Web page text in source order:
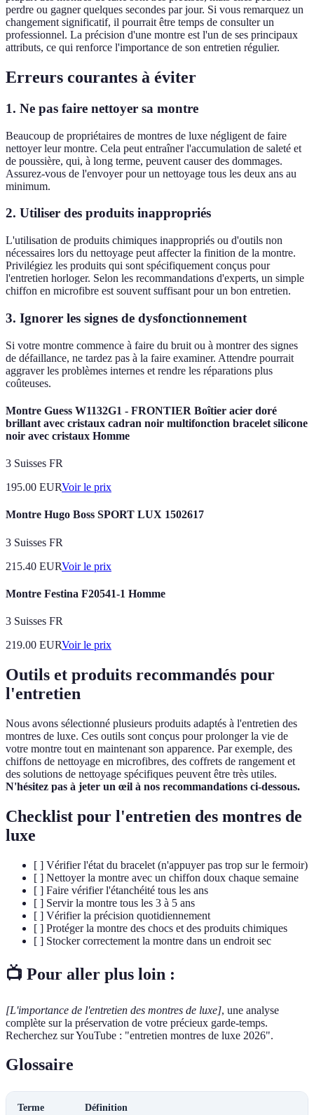
perdre ou gagner quelques secondes par jour. Si vous remarquez un
changement significatif, il pourrait être temps de consulter un
professionnel. La précision d'une montre est l'un de ses principaux
attributs, ce qui renforce l'importance de son entretien régulier.
Erreurs courantes à éviter
1. Ne pas faire nettoyer sa montre
Beaucoup de propriétaires de montres de luxe négligent de faire
nettoyer leur montre. Cela peut entraîner l'accumulation de saleté et
de poussière, qui, à long terme, peuvent causer des dommages.
Assurez-vous de l'envoyer pour un nettoyage tous les deux ans au
minimum.
2. Utiliser des produits inappropriés
L'utilisation de produits chimiques inappropriés ou d'outils non
nécessaires lors du nettoyage peut affecter la finition de la montre.
Privilégiez les produits qui sont spécifiquement conçus pour
l'entretien horloger. Selon les recommandations d'experts, un simple
chiffon en microfibre est souvent suffisant pour un bon entretien.
3. Ignorer les signes de dysfonctionnement
Si votre montre commence à faire du bruit ou à montrer des signes
de défaillance, ne tardez pas à la faire examiner. Attendre pourrait
aggraver les problèmes internes et rendre les réparations plus
coûteuses.
Montre Guess W1132G1 - FRONTIER Boîtier acier doré
brillant avec cristaux cadran noir multifonction bracelet silicone
noir avec cristaux Homme
3 Suisses FR
195.00 EURVoir le prix
Montre Hugo Boss SPORT LUX 1502617
3 Suisses FR
215.40 EURVoir le prix
Montre Festina F20541-1 Homme
3 Suisses FR
219.00 EURVoir le prix
Outils et produits recommandés pour
l'entretien
Nous avons sélectionné plusieurs produits adaptés à l'entretien des
montres de luxe. Ces outils sont conçus pour prolonger la vie de
votre montre tout en maintenant son apparence. Par exemple, des
chiffons de nettoyage en microfibres, des coffrets de rangement et
des solutions de nettoyage spécifiques peuvent être très utiles.
N'hésitez pas à jeter un œil à nos recommandations ci-dessous.
Checklist pour l'entretien des montres de
luxe
[ ] Vérifier l'état du bracelet (n'appuyer pas trop sur le fermoir)
[ ] Nettoyer la montre avec un chiffon doux chaque semaine
[ ] Faire vérifier l'étanchéité tous les ans
[ ] Servir la montre tous les 3 à 5 ans
[ ] Vérifier la précision quotidiennement
[ ] Protéger la montre des chocs et des produits chimiques
[ ] Stocker correctement la montre dans un endroit sec
📺 Pour aller plus loin :
[L'importance de l'entretien des montres de luxe], une analyse
complète sur la préservation de votre précieux garde-temps.
Recherchez sur YouTube : "entretien montres de luxe 2026".
Glossaire
Terme Définition